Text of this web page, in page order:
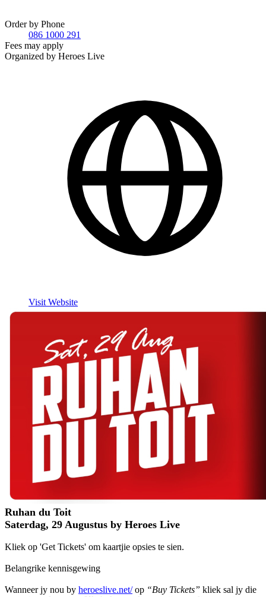
Order by Phone
086 1000 291
Fees may apply
Organized by Heroes Live
Visit Website
Ruhan du Toit
Saterdag, 29 Augustus by Heroes Live
Kliek op 'Get Tickets' om kaartjie opsies te sien.
Belangrike kennisgewing
Wanneer jy nou by heroeslive.net/op “Buy Tickets” kliek sal jy die